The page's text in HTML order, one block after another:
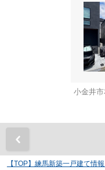
小金井
【TOP】練馬新築一戸建て情報